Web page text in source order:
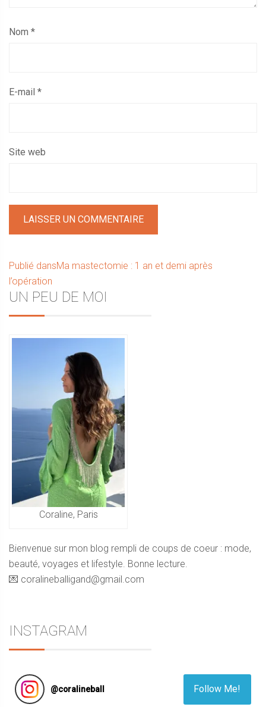
Nom *
E-mail *
Site web
Navigation
de
l’article
Publié dansMa mastectomie : 1 an et demi après
l’opération
Sidebar
UN PEU DE MOI
Coraline, Paris
Bienvenue sur mon blog rempli de coups de coeur : mode,
beauté, voyages et lifestyle. Bonne lecture.
💌 coralineballigand@gmail.com
INSTAGRAM
@coralineball Follow Me!